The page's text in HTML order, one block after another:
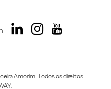
Amorim. Todos os direitos
.